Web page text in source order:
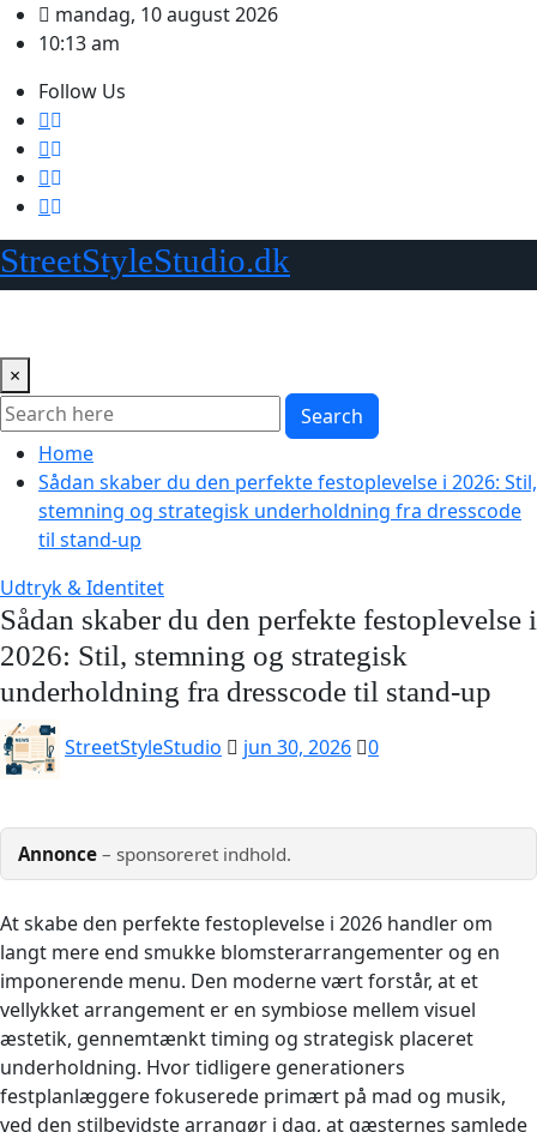
Skip
to
mandag, 10 august 2026
10:13 am
Follow Us
StreetStyleStudio.dk
×
Search
Home
Sådan skaber du den perfekte festoplevelse i 2026: Stil,
stemning og strategisk underholdning fra dresscode
til stand-up
Udtryk & Identitet
Sådan skaber du den perfekte festoplevelse i
2026: Stil, stemning og strategisk
underholdning fra dresscode til stand-up
StreetStyleStudio jun 30, 2026 0
Annonce – sponsoreret indhold.
At skabe den perfekte festoplevelse i 2026 handler om
langt mere end smukke blomsterarrangementer og en
imponerende menu. Den moderne vært forstår, at et
vellykket arrangement er en symbiose mellem visuel
æstetik, gennemtænkt timing og strategisk placeret
underholdning. Hvor tidligere generationers
festplanlæggere fokuserede primært på mad og musik,
ved den stilbevidste arrangør i dag, at gæsternes samlede